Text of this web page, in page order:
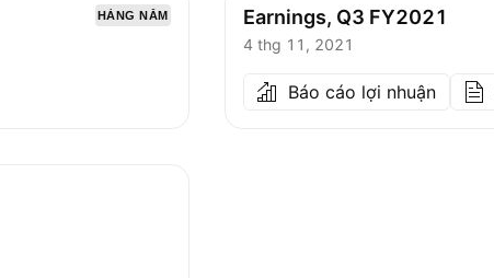
HÀNG NĂM Earnings, Q3 FY2021
4 thg 11, 2021
Báo cáo lợi nhuận